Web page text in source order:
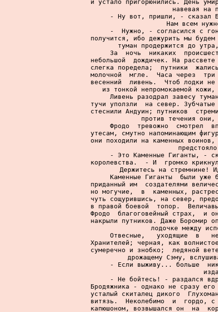
и устало пригорюнились. День
навевая на
- Ну вот, пришли, - сказал
Нам всем
-  Нужно, - согласился с
получится, ибо дежурить мы
туман продержится до
За  ночь  никаких
небольшой  дождичек. На
слегка поредела;  путники
молочной  мгле.  Часа через
весенний  ливень.  Чтоб лодки не
из тонкой непромокаемой
Ливень разодрал завесу
тучи уползли  на север.
стеснили Андуин; путников
против течения
Фродо  тревожно  смотрел
утесам, смутно напоминающим
они походили на каменных
- Это Каменные Гиганты, -
королевства.  - И  громко
Держитесь на стремнине!
Каменные Гиганты  были уже
приданный им  создателями
но могучие,  в  каменных,
чуть сощурившись, на север,
в правой боевой  топор.
Фродо  благоговейный страх,  и
накрыли путников. Даже Боромир
лодочке между
Отвесные,   уходящие  в
Хранителей; черная, как
сумеречно и знобко;  ледяной
дрожащему Сэму,
- Если выживу... больше
- Не бойтесь! - раздался
Бродяжника - однако не сразу
усталый скиталец дикого
витязь.  Неколебимо  и  гордо, с
капюшоном, возвышался он  на